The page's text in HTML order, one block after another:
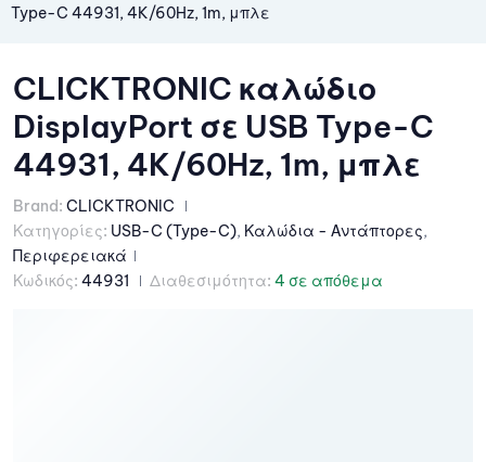
Type-C 44931, 4K/60Hz, 1m, μπλε
CLICKTRONIC καλώδιο
DisplayPort σε USB Type-C
44931, 4K/60Hz, 1m, μπλε
Brand: CLICKTRONIC
Κατηγορίες: USB-C (Type-C), Καλώδια - Αντάπτορες,
Περιφερειακά
Κωδικός: 44931 Διαθεσιμότητα: 4 σε απόθεμα